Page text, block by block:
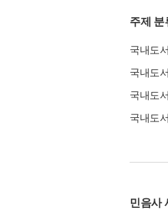
주제 분
국내도
국내도
국내도
국내도
민음사